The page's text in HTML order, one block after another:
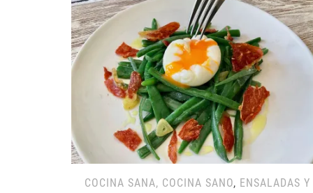
COCINA SANA, COCINA SANO, ENSALADAS Y